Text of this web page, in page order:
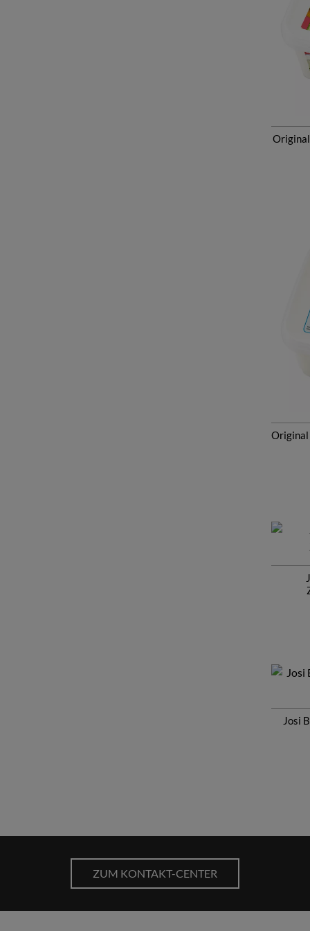
Original
Josi
ZUM KONTAKT-CENTER